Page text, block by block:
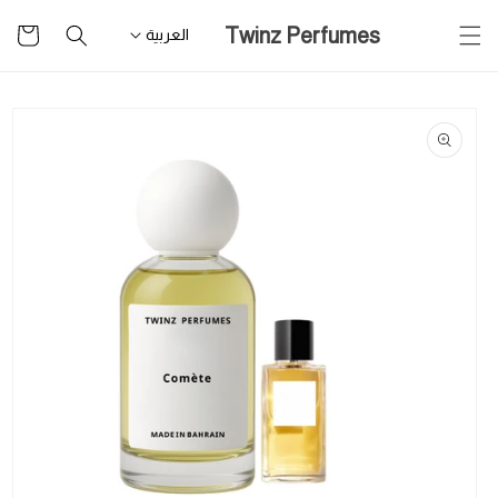
للمحتوى
Twinz Perfumes العربية
التسوق
لمعلومات
المنتج